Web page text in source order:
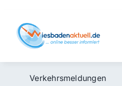
content
Verkehrsmeldungen